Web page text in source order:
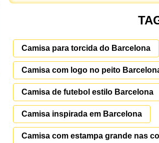
Camisa para torcida do Barcelona
Camisa com logo no peito
Camisa de futebol estilo Barcelona
Camisa inspirada em Barcelona
Camisa com estampa grande nas